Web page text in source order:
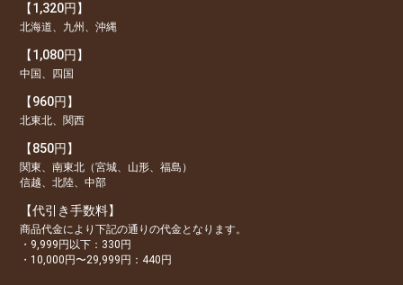
【1,320円】
北海道、九州、沖縄
【1,080円】
中国、四国
【960円】
北東北、関西
【850円】
関東、南東北（宮城、山形、福島）
信越、北陸、中部
【代引き手数料】
商品代金により下記の通りの代金となります。
・9,999円以下：330円
・10,000円〜29,999円：440円